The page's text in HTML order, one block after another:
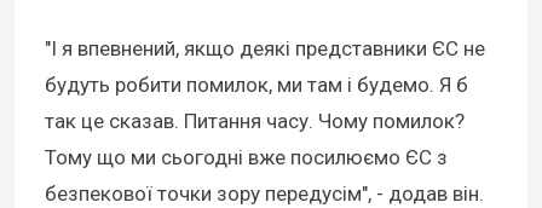
"І я впевнений, якщо деякі представники ЄС не
будуть робити помилок, ми там і будемо. Я б
так це сказав. Питання часу. Чому помилок?
Тому що ми сьогодні вже посилюємо ЄС з
безпекової точки зору передусім", - додав він.